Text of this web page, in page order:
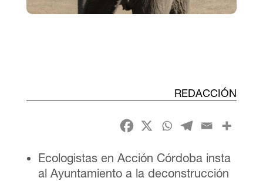
REDACCIÓN
Ecologistas en Acción Córdoba insta
al Ayuntamiento a la deconstrucción